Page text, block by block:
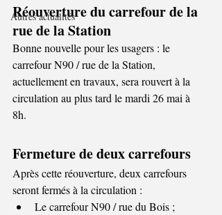
Autres actualités
Réouverture du carrefour de la
rue de la Station
Bonne nouvelle pour les usagers : le
carrefour N90 / rue de la Station,
actuellement en travaux, sera rouvert à la
circulation au plus tard le mardi 26 mai à
8h.
Fermeture de deux carrefours
Après cette réouverture, deux carrefours
seront fermés à la circulation :
Le carrefour N90 / rue du Bois ;